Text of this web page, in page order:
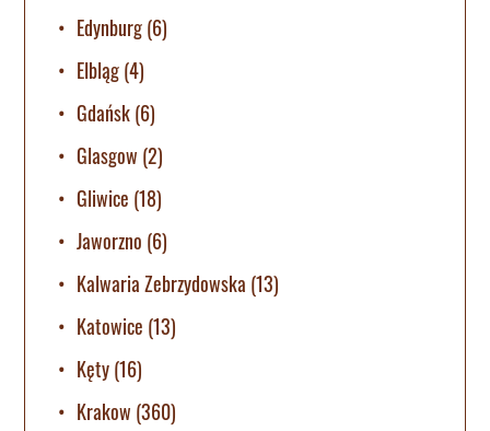
Edynburg(6)
Elbląg(4)
Gdańsk(6)
Glasgow (2)
Gliwice (18)
Jaworzno (6)
Kalwaria Zebrzydowska (13)
Katowice (13)
Kęty(16)
Krakow (360)